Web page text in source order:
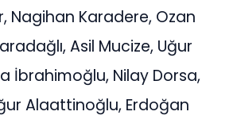
Nagihan Karadere, Ozan
Asil Mucize, Uğur
İbrahimoğlu, Nilay Dorsa,
Alaattinoğlu, Erdoğan